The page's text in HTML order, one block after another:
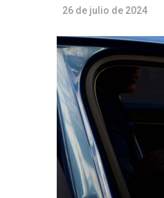
26 de julio de 2024